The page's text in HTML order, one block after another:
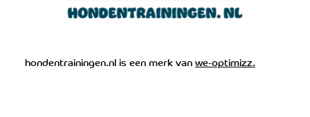
De grootste fouten bij hondentraining
hondentrainingen.nl is een merk vanwe-optimizz.